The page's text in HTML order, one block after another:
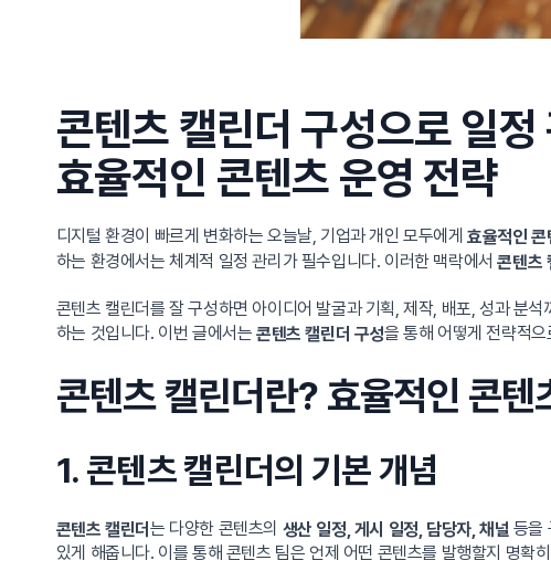
콘텐츠 캘린더 구성으로 일
효율적인 콘텐츠 운영 전략
디지털 환경이 빠르게 변화하는 오늘날, 기업과 개인 모두에게효율적인 콘
하는 환경에서는 체계적 일정 관리가 필수입니다. 이러한 맥락에서콘텐츠
콘텐츠 캘린더를 잘 구성하면 아이디어 발굴과 기획, 제작, 배포, 성과 분
하는 것입니다. 이번 글에서는 콘텐츠 캘린더 구성을 통해 어떻게 전략적
콘텐츠 캘린더란? 효율적인 콘텐
1. 콘텐츠 캘린더의 기본 개념
콘텐츠 캘린더 는 다양한 콘텐츠의 생산 일정, 게시 일정, 담당자, 채널 등을
있게 해줍니다. 이를 통해 콘텐츠 팀은 언제 어떤 콘텐츠를 발행할지 명확